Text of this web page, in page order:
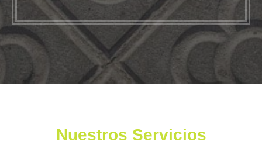
Nuestros Servicios